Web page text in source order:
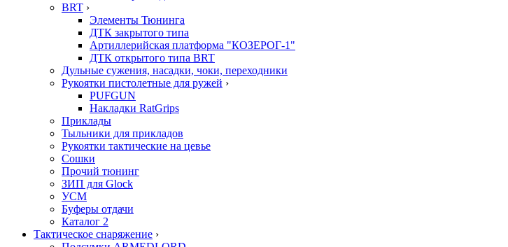
BRT ›
Элементы Тюнинга
ДТК закрытого типа
Артиллерийская платформа "КОЗЕРОГ-1"
ДТК открытого типа BRT
Дульные сужения, насадки, чоки, переходники
Рукоятки пистолетные для ружей ›
PUFGUN
Накладки RatGrips
Приклады
Тыльники для прикладов
Рукоятки тактические на цевье
Сошки
Прочий тюнинг
ЗИП для Glock
УСМ
Буферы отдачи
Каталог 2
Тактическое снаряжение ›